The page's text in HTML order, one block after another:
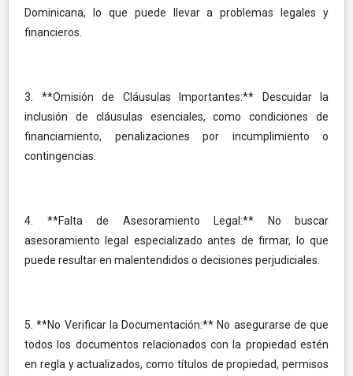
Dominicana, lo que puede llevar a problemas legales y
financieros.
3. **Omisión de Cláusulas Importantes:** Descuidar la
inclusión de cláusulas esenciales, como condiciones de
financiamiento, penalizaciones por incumplimiento o
contingencias.
4. **Falta de Asesoramiento Legal:** No buscar
asesoramiento legal especializado antes de firmar, lo que
puede resultar en malentendidos o decisiones perjudiciales.
5. **No Verificar la Documentación:** No asegurarse de que
todos los documentos relacionados con la propiedad estén
en regla y actualizados, como títulos de propiedad, permisos